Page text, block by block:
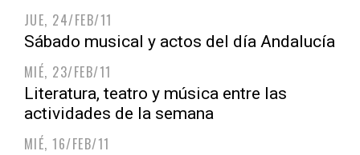
JUE, 24/FEB/11
Sábado musical y actos del día Andalucía
MIÉ, 23/FEB/11
Literatura, teatro y música entre las
actividades de la semana
MIÉ, 16/FEB/11